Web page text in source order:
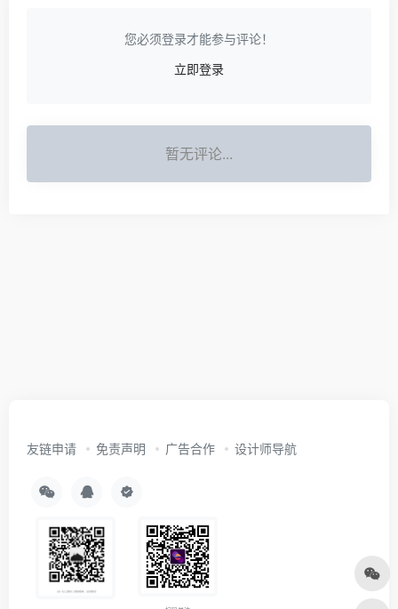
您必须登录才能参与评论！
立即登录
暂无评论...
友链申请 免责声明 广告合作 设计师导航